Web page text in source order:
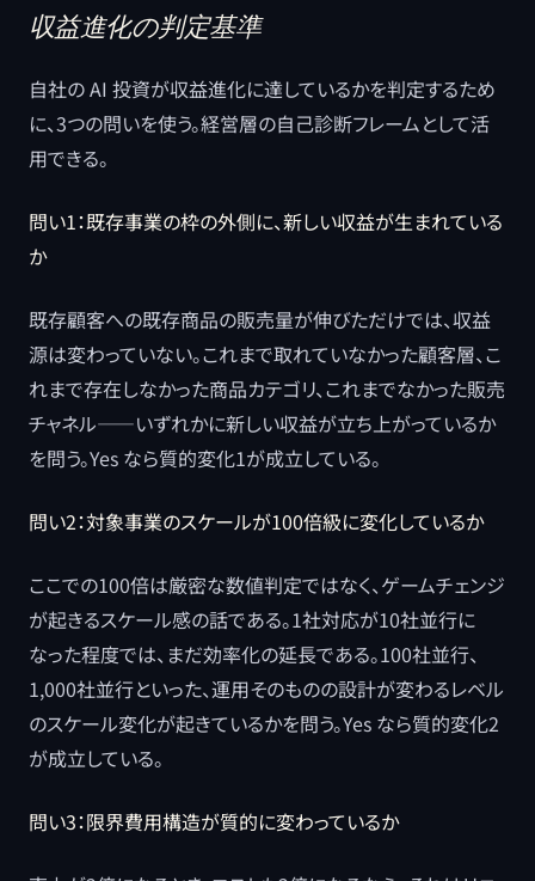
収益進化の判定基準
自社の AI 投資が収益進化に達しているかを判定するため
に、3つの問いを使う。経営層の自己診断フレームとして活
用できる。
問い1：既存事業の枠の外側に、新しい収益が生まれている
か
既存顧客への既存商品の販売量が伸びただけでは、収益
源は変わっていない。これまで取れていなかった顧客層、こ
れまで存在しなかった商品カテゴリ、これまでなかった販売
チャネル——いずれかに新しい収益が立ち上がっているか
を問う。Yes なら質的変化1が成立している。
問い2：対象事業のスケールが100倍級に変化しているか
ここでの100倍は厳密な数値判定ではなく、ゲームチェンジ
が起きるスケール感の話である。1社対応が10社並行に
なった程度では、まだ効率化の延長である。100社並行、
1,000社並行といった、運用そのものの設計が変わるレベル
のスケール変化が起きているかを問う。Yes なら質的変化2
が成立している。
問い3：限界費用構造が質的に変わっているか